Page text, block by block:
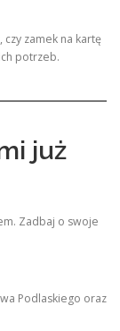
zamek na kartę
potrzeb.
już
Zadbaj o swoje
Podlaskiego oraz